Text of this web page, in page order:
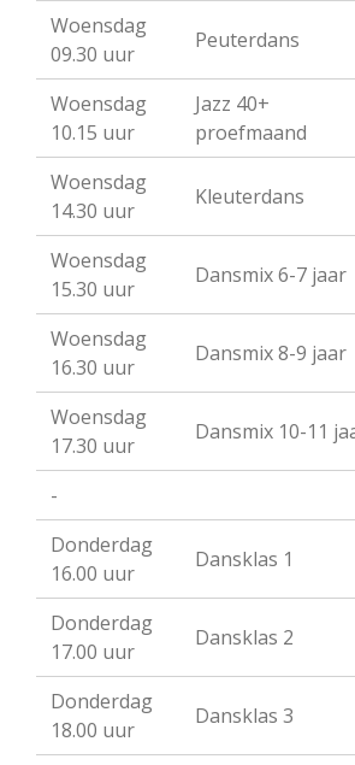
Woensdag
09.30 uur
Peuterdans
Woensdag
10.15 uur
Jazz 40+
proefmaand
Woensdag
14.30 uur
Kleuterdans
Woensdag
15.30 uur
Dansmix 6-7 jaar
Woensdag
16.30 uur
Dansmix 8-9 jaar
Woensdag
17.30 uur
Dansmix 10-11
-
Donderdag
16.00 uur
Dansklas 1
Donderdag
17.00 uur
Dansklas 2
Donderdag
18.00 uur
Dansklas 3